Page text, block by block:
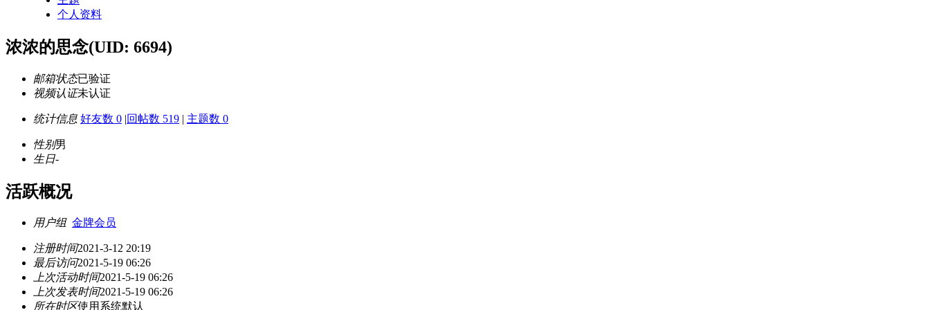
个人资料
浓浓的思念(UID: 6694)
邮箱状态已验证
视频认证未认证
统计信息 好友数 0 |回帖数 519 | 主题数 0
性别男
生日-
活跃概况
用户组 金牌会员
注册时间2021-3-12 20:19
最后访问2021-5-19 06:26
上次活动时间2021-5-19 06:26
上次发表时间2021-5-19 06:26
所在时区使用系统默认